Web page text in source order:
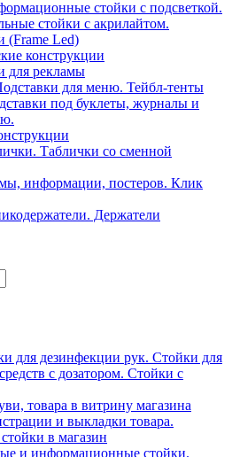
стойки с подсветкой.
стойки с акрилайтом.
(Frame Led)
конструкции
для рекламы
для меню. Тейбл-тенты
под буклеты, журналы и
Таблички со сменной
информации, постеров. Клик
Держатели
для дезинфекции рук. Стойки для
с дозатором. Стойки с
товара в витрину магазина
и выкладки товара.
в магазин
и информационные стойки.